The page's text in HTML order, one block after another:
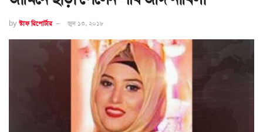
by স্টাফ রিপোর্টার জুন ১৩, ২০১৮